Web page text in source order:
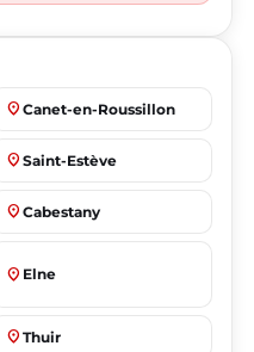
place Canet-en-Roussillon
place Saint-Estève
place Cabestany
place Elne
place Thuir